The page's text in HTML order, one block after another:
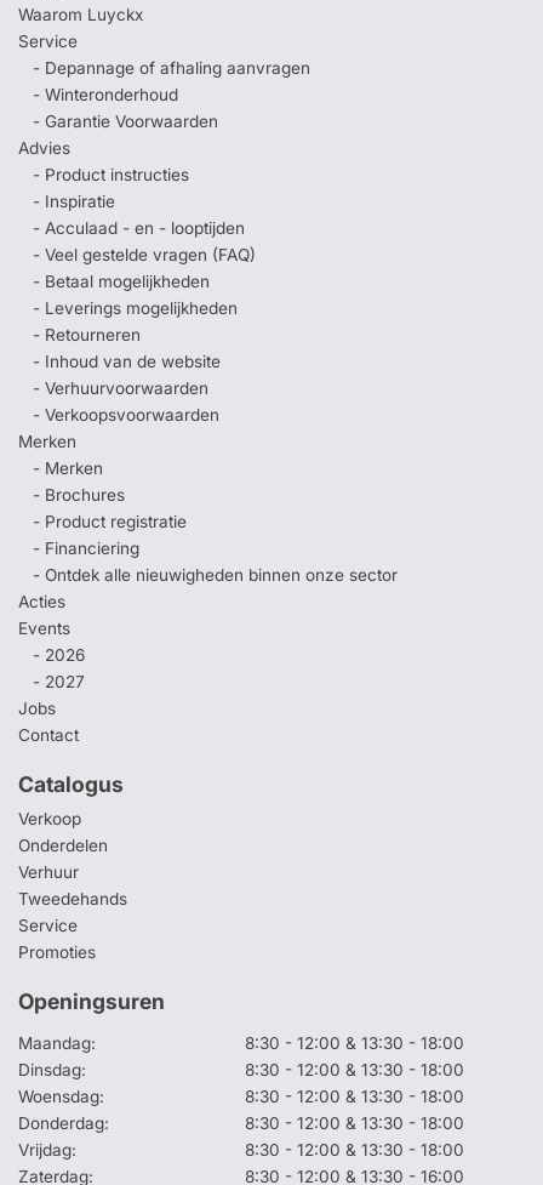
Waarom Luyckx
Service
- Depannage of afhaling aanvragen
- Winteronderhoud
- Garantie Voorwaarden
Advies
- Product instructies
- Inspiratie
- Acculaad - en - looptijden
- Veel gestelde vragen (FAQ)
- Betaal mogelijkheden
- Leverings mogelijkheden
- Retourneren
- Inhoud van de website
- Verhuurvoorwaarden
- Verkoopsvoorwaarden
Merken
- Merken
- Brochures
- Product registratie
- Financiering
- Ontdek alle nieuwigheden binnen onze sector
Acties
Events
- 2026
- 2027
Jobs
Contact
Catalogus
Verkoop
Onderdelen
Verhuur
Tweedehands
Service
Promoties
Openingsuren
Maandag:
8:30 - 12:00 & 13:30 - 18:00
Dinsdag:
8:30 - 12:00 & 13:30 - 18:00
Woensdag:
8:30 - 12:00 & 13:30 - 18:00
Donderdag:
8:30 - 12:00 & 13:30 - 18:00
Vrijdag:
8:30 - 12:00 & 13:30 - 18:00
Zaterdag:
8:30 - 12:00 & 13:30 - 16:00